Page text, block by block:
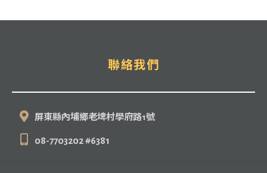
登入
聯絡我們
屏東縣內埔鄉老埤村學府路1號
08-7703202 #6381